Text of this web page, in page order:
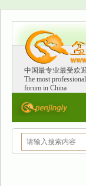
中国最专业最受欢
The most
forum in China